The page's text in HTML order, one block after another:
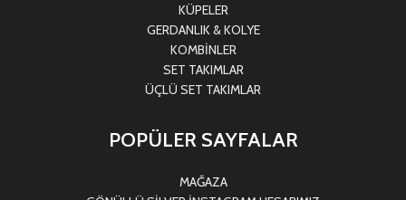
KÜPELER
GERDANLIK & KOLYE
KOMBİNLER
SET TAKIMLAR
ÜÇLÜ SET TAKIMLAR
POPÜLER SAYFALAR
MAĞAZA